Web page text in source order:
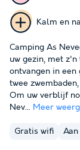
Kalm en
Camping As
uw gezin, met
ontvangen in
twee
Om uw verblijf
Nev... Meer
Gratis wifi